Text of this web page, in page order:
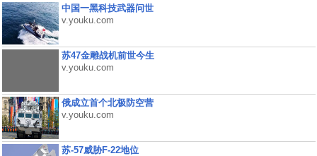
中国一黑科技武器问世
v.youku.com
苏47金雕战机前世今生
v.youku.com
俄成立首个北极防空营
v.youku.com
苏-57威胁F-22地位